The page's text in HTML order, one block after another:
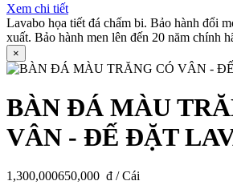
Xem chi tiết
Lavabo họa tiết đá chấm bi. Bảo hành đổi
xuất. Bảo hành men lên đến 20 năm chính
×
BÀN ĐÁ MÀU
VÂN - ĐẾ ĐẶT
1,300,000650,000 đ / Cái